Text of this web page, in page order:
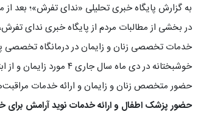
به گزارش پایگاه خبری تحلیلی «ندای تفرش»؛ بعد
در بخشی از مطالبات مردم از پایگاه خبری ندای
خدمات تخصصی زنان و زایمان در درمانگاه تخصصی
خوشبختانه در دی ماه سال جاری ۴ مورد زایمان و از ابتدای بهمن ماه تاکنون ۲ مورد زایمان در بیمارستان والفجر شهرستان با موفقیت و سلامت کامل مادر و نوزاد رخ داده است .
حضور متخصص زنان و زایمان و ارائه خدمات
حضور پزشک اطفال و ارائه خدمات نوید آرامش برای